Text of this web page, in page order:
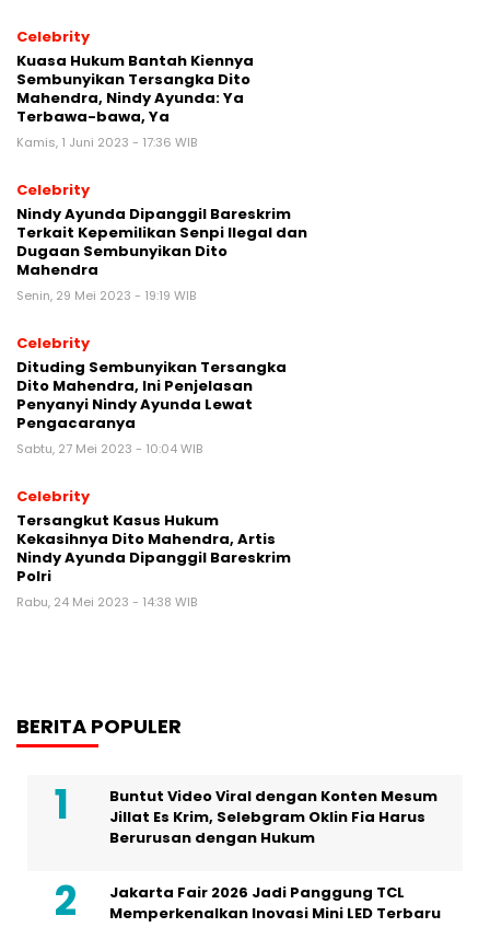
Celebrity
Kuasa Hukum Bantah Kiennya
Sembunyikan Tersangka Dito
Mahendra, Nindy Ayunda: Ya
Terbawa-bawa, Ya
Kamis, 1 Juni 2023 - 17:36 WIB
Celebrity
Nindy Ayunda Dipanggil Bareskrim
Terkait Kepemilikan Senpi Ilegal dan
Dugaan Sembunyikan Dito
Mahendra
Senin, 29 Mei 2023 - 19:19 WIB
Celebrity
Dituding Sembunyikan Tersangka
Dito Mahendra, Ini Penjelasan
Penyanyi Nindy Ayunda Lewat
Pengacaranya
Sabtu, 27 Mei 2023 - 10:04 WIB
Celebrity
Tersangkut Kasus Hukum
Kekasihnya Dito Mahendra, Artis
Nindy Ayunda Dipanggil Bareskrim
Polri
Rabu, 24 Mei 2023 - 14:38 WIB
BERITA POPULER
Buntut Video Viral dengan Konten Mesum
Jillat Es Krim, Selebgram Oklin Fia Harus
Berurusan dengan Hukum
Jakarta Fair 2026 Jadi Panggung TCL
Memperkenalkan Inovasi Mini LED Terbaru